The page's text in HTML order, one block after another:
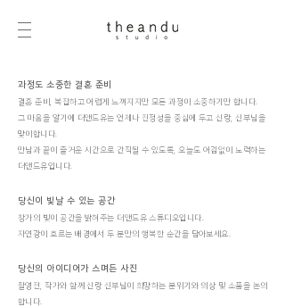
과정도 소중한 결혼 준비
결혼 준비, 복잡하고 어렵게 느껴지지만 모든 과정이 소중하기만 합니다.
그 마음을 알기에 더앤드유는 언제나 진정성을 중심에 두고 신랑, 신부님을
맞이합니다.
만남과 끝이 즐거운 시간으로 간직될 수 있도록, 오늘도 어김없이 노력하는
더앤드유입니다.
당신이 빛날 수 있는 공간
창가의 빛이 공간을 밝혀주는 더앤드유 스튜디오입니다.
자연광이 흐르는 배경에서 두 분만의 행복한 순간을 담아보세요.
당신의 아이디어가 스며든 사진
촬영전, 작가와 함께 신랑 신부님이 희망하는 분위기와 의상 및 소품을 논의
합니다.